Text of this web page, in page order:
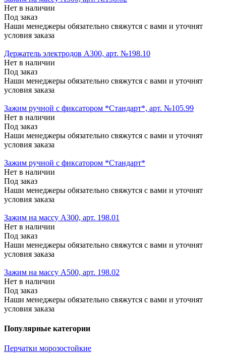
Нет в наличии
Под заказ
Наши менеджеры обязательно свяжутся с вами и уточнят
условия заказа
Держатель электродов А300, арт. №198.10
Нет в наличии
Под заказ
Наши менеджеры обязательно свяжутся с вами и уточнят
условия заказа
Зажим ручной с фиксатором *Стандарт*, арт. №105.99
Нет в наличии
Под заказ
Наши менеджеры обязательно свяжутся с вами и уточнят
условия заказа
Зажим ручной с фиксатором *Стандарт*
Нет в наличии
Под заказ
Наши менеджеры обязательно свяжутся с вами и уточнят
условия заказа
Зажим на массу А300, арт. 198.01
Нет в наличии
Под заказ
Наши менеджеры обязательно свяжутся с вами и уточнят
условия заказа
Зажим на массу А500, арт. 198.02
Нет в наличии
Под заказ
Наши менеджеры обязательно свяжутся с вами и уточнят
условия заказа
Популярные категории
Перчатки морозостойкие